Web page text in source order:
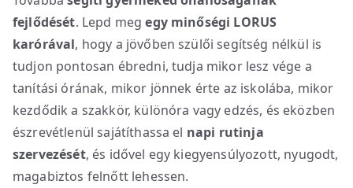
fejlődését. Lepd megegy minőségi LORUS
karórával, hogy a jövőben szülői segítség nélkül is
tudjon pontosan ébredni, tudja mikor lesz vége a
tanítási órának, mikor jönnek érte az iskolába, mikor
kezdődik a szakkör, különóra vagy edzés, és eközben
észrevétlenül sajátíthassa el napi rutinja
szervezését, és idővel egy kiegyensúlyozott, nyugodt,
magabiztos felnőtt lehessen.